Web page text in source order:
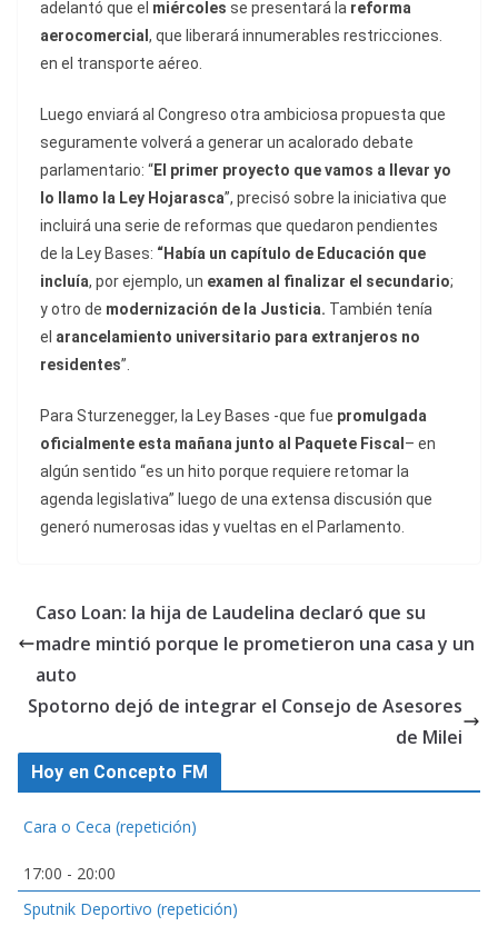
adelantó que el miércoles se presentará la reforma
aerocomercial , que liberará innumerables restricciones.
en el transporte aéreo.
Luego enviará al Congreso otra ambiciosa propuesta que
seguramente volverá a generar un acalorado debate
parlamentario: “El primer proyecto que vamos a llevar yo
lo llamo la Ley Hojarasca”, precisó sobre la iniciativa que
incluirá una serie de reformas que quedaron pendientes
de la Ley Bases: “Había un capítulo de Educación que
incluía, por ejemplo, un examen al finalizar el secundario;
y otro de modernización de la Justicia. También tenía
el arancelamiento universitario para extranjeros no
residentes”.
Para Sturzenegger, la Ley Bases -que fue promulgada
oficialmente esta mañana junto al Paquete Fiscal – en
algún sentido “es un hito porque requiere retomar la
agenda legislativa” luego de una extensa discusión que
generó numerosas idas y vueltas en el Parlamento.
Caso Loan: la hija de Laudelina declaró que su
madre mintió porque le prometieron una casa y un
auto
Spotorno dejó de integrar el Consejo de Asesores
de Milei
Hoy en Concepto FM
Cara o Ceca (repetición)
17:00 - 20:00
Sputnik Deportivo (repetición)